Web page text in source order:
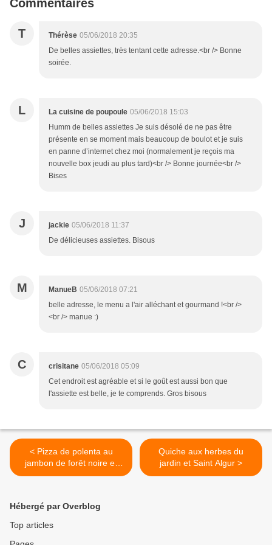
Commentaires
T Thérèse 05/06/2018 20:35
De belles assiettes, très tentant cette adresse.<br /> Bonne
soirée.
L La cuisine de poupoule 05/06/2018 15:03
Humm de belles assiettes Je suis désolé de ne pas être
présente en se moment mais beaucoup de boulot et je suis
en panne d’internet chez moi (normalement je reçois ma
nouvelle box jeudi au plus tard)<br /> Bonne journée<br />
Bises
J jackie 05/06/2018 11:37
De délicieuses assiettes. Bisous
M ManueB 05/06/2018 07:21
belle adresse, le menu a l'air alléchant et gourmand !<br />
<br /> manue :)
C crisitane 05/06/2018 05:09
Cet endroit est agréable et si le goût est aussi bon que
l'assiette est belle, je te comprends. Gros bisous
< Pizza de polenta au
jambon de forêt noire et
roquette
Quiche aux herbes du
jardin et Saint Algur >
Hébergé par Overblog
Top articles